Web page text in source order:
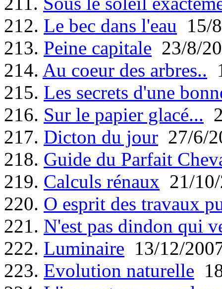
212. Le bec dans l'eau 15/
213. Peine capitale 23/8/
214. Au coeur des arbres..
215. Les secrets d'une
216. Sur le papier glacé...
217. Dicton du jour 27/6/
218. Guide du Parfait
219. Calculs rénaux 21/
220. O esprit des travaux
221. N'est pas dindon qui
222. Luminaire 13/12/
223. Evolution naturelle